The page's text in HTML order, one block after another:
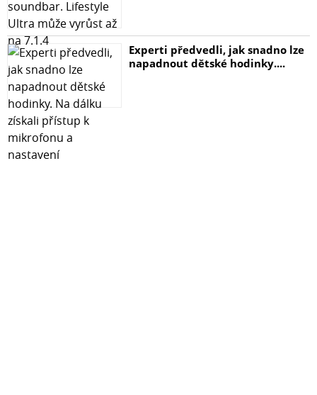
Experti předvedli, jak snadno lze
napadnout dětské hodinky....